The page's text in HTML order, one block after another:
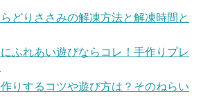
どりささみの解凍方法と解凍時間と
ふれあい遊びならコレ！手作りプレ
りするコツや遊び方は？そのねらい